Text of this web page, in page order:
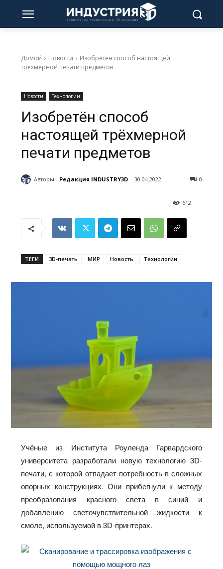
Домой Новости
Изобретён способ настоящей
трёхмерной печати предметов
Новости Технологии
Изобретён способ
настоящей трёхмерной
печати предметов
Авторы - Редакция INDUSTRY3D 30.04.2022 0
612
ТЕГИ 3D-печать МИР Новость Технологии
Учёные из Института Роуленда Гарвардского
университета разработали новую технологию 3D-
печати, с которой отпадает потребность в сложных
опорных конструкциях. Они прибегнули к методу
преобразования красного света в синий и
добавлению светочувствительной жидкости к
смоле, используемой в 3D-принтерах.